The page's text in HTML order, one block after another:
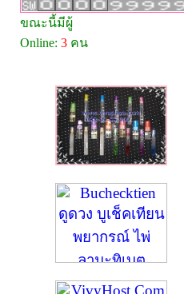
ขณะนี้มีผู้
Online: 3 คน